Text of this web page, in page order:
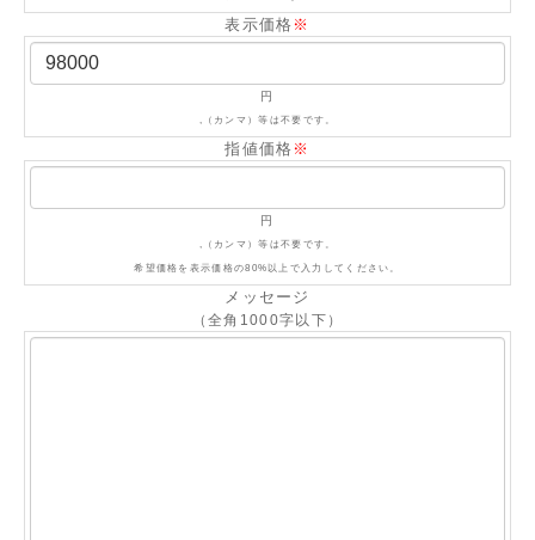
表示価格 ※
円
,（カンマ）等は不要です。
指値価格 ※
円
,（カンマ）等は不要です。
希望価格を表示価格の80%以上で入力してください。
メッセージ
（全角1000字以下）